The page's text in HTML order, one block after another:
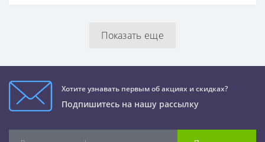
Показать еще
Хотите узнавать первым об акциях и скидках?
Подпишитесь на нашу рассылку